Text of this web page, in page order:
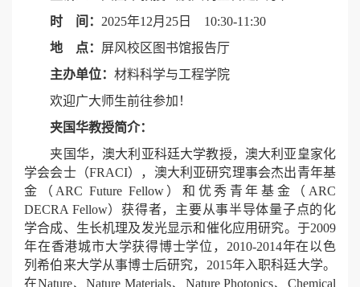
时 间： 2025年12月25日 10:30-11:30
地 点： 屏风校区图书馆报告厅
主办单位： 材料科学与工程学院
欢迎广大师生前往参加！
夹国华教授简介：
夹国华，澳大利亚科廷大学教授，澳大利亚皇家化
学会会士（FRACI），澳大利亚研究理事会杰出青年基
金（ARC Future Fellow）和优秀青年基金（ARC
DECRA Fellow）获得者，主要从事半导体量子点的化
学合成、生长机理及发光显示和催化应用研究。于2009
年在香港城市大学获得博士学位，2010-2014年在以色
列希伯来大学从事博士后研究，2015年入职科廷大学。
在Nature、Nature Materials、Nature Photonics、Chemical